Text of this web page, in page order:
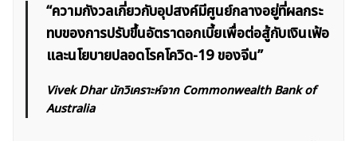
“ความกังวลเกี่ยวกับอุปสงค์มีศูนย์กลางอยู่ที่ผลกระ
ทบของการปรับขึ้นอัตราดอกเบี้ยเพื่อต่อสู้กับเงินเฟ้อ
และนโยบายปลอดโรคโควิด-19 ของจีน”
Vivek Dhar นักวิเคราะห์จาก Commonwealth Bank of
Australia